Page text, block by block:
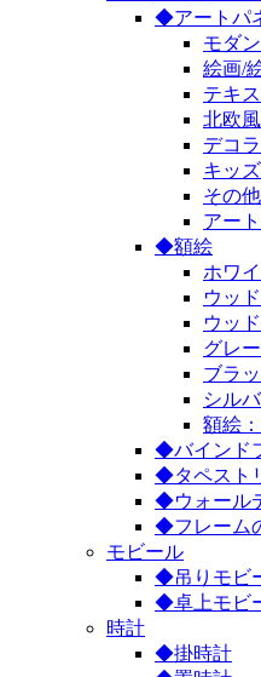
◆アートパ
モダ
絵画/
テキ
北欧
デコ
キッ
その
アー
◆額絵
ホワ
ウッ
ウッ
グレ
ブラ
シル
額絵
◆バインド
◆タペスト
◆ウォール
◆フレーム
モビール
◆吊りモビ
◆卓上モビ
時計
◆掛時計